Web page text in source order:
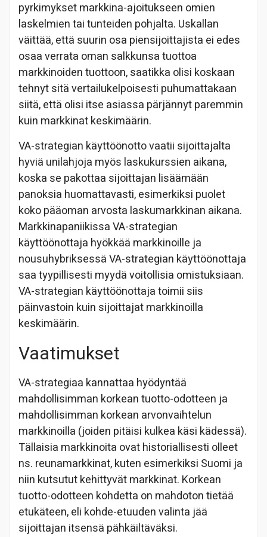
pyrkimykset markkina-ajoitukseen omien
laskelmien tai tunteiden pohjalta. Uskallan
väittää, että suurin osa piensijoittajista ei edes
osaa verrata oman salkkunsa tuottoa
markkinoiden tuottoon, saatikka olisi koskaan
tehnyt sitä vertailukelpoisesti puhumattakaan
siitä, että olisi itse asiassa pärjännyt paremmin
kuin markkinat keskimäärin.
VA-strategian käyttöönotto vaatii sijoittajalta
hyviä unilahjoja myös laskukurssien aikana,
koska se pakottaa sijoittajan lisäämään
panoksia huomattavasti, esimerkiksi puolet
koko pääoman arvosta laskumarkkinan aikana.
Markkinapaniikissa VA-strategian
käyttöönottaja hyökkää markkinoille ja
nousuhybriksessä VA-strategian käyttöönottaja
saa tyypillisesti myydä voitollisia omistuksiaan.
VA-strategian käyttöönottaja toimii siis
päinvastoin kuin sijoittajat markkinoilla
keskimäärin.
Vaatimukset
VA-strategiaa kannattaa hyödyntää
mahdollisimman korkean tuotto-odotteen ja
mahdollisimman korkean arvonvaihtelun
markkinoilla (joiden pitäisi kulkea käsi kädessä).
Tällaisia markkinoita ovat historiallisesti olleet
ns. reunamarkkinat, kuten esimerkiksi Suomi ja
niin kutsutut kehittyvät markkinat. Korkean
tuotto-odotteen kohdetta on mahdoton tietää
etukäteen, eli kohde-etuuden valinta jää
sijoittajan itsensä pähkäiltäväksi.